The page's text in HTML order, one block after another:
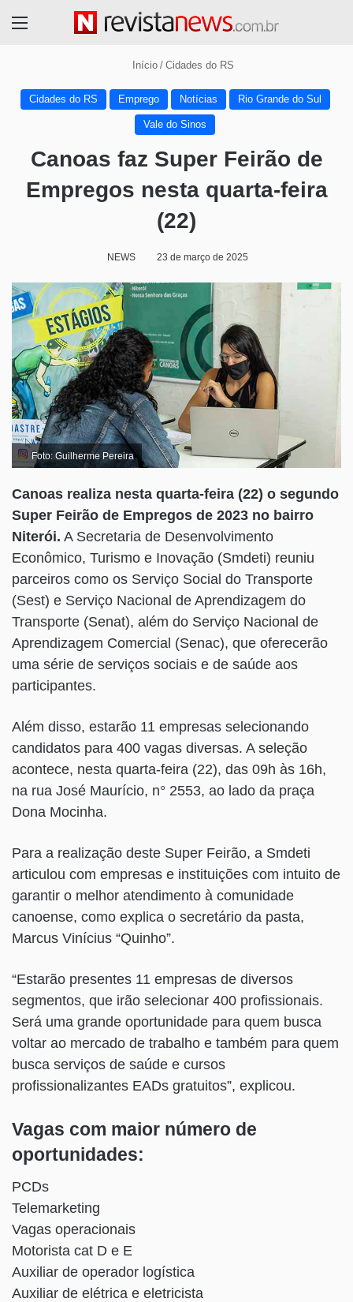
Início / Cidades do RS
Cidades do RS Emprego Notícias Rio Grande do Sul
Vale do Sinos
Canoas faz Super Feirão de
Empregos nesta quarta-feira
(22)
NEWS 23 de março de 2025
Foto: Guilherme Pereira
Canoas realiza nesta quarta-feira (22) o segundo
Super Feirão de Empregos de 2023 no bairro
Niterói. A Secretaria de Desenvolvimento
Econômico, Turismo e Inovação (Smdeti) reuniu
parceiros como os Serviço Social do Transporte
(Sest) e Serviço Nacional de Aprendizagem do
Transporte (Senat), além do Serviço Nacional de
Aprendizagem Comercial (Senac), que oferecerão
uma série de serviços sociais e de saúde aos
participantes.
Além disso, estarão 11 empresas selecionando
candidatos para 400 vagas diversas. A seleção
acontece, nesta quarta-feira (22), das 09h às 16h,
na rua José Maurício, n° 2553, ao lado da praça
Dona Mocinha.
Para a realização deste Super Feirão, a Smdeti
articulou com empresas e instituições com intuito de
garantir o melhor atendimento à comunidade
canoense, como explica o secretário da pasta,
Marcus Vinícius “Quinho”.
“Estarão presentes 11 empresas de diversos
segmentos, que irão selecionar 400 profissionais.
Será uma grande oportunidade para quem busca
voltar ao mercado de trabalho e também para quem
busca serviços de saúde e cursos
profissionalizantes EADs gratuitos”, explicou.
Vagas com maior número de
oportunidades:
PCDs
Telemarketing
Vagas operacionais
Motorista cat D e E
Auxiliar de operador logística
Auxiliar de elétrica e eletricista